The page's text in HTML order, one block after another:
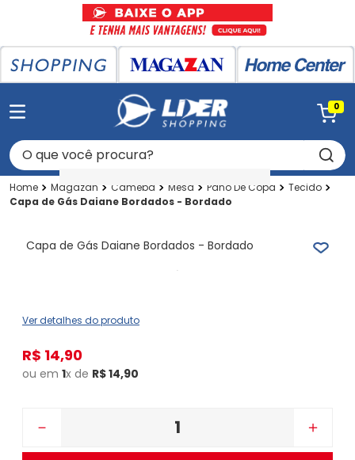
0
O que você procura?
Magazan Cameba Mesa Pano De Copa
Tecido
Capa de Gás Daiane Bordados - Bordado
Capa de Gás Daiane Bordados - Bordado
Ver detalhes do produto
R$ 14,90
ou em 1x de R$14,90
＋
－